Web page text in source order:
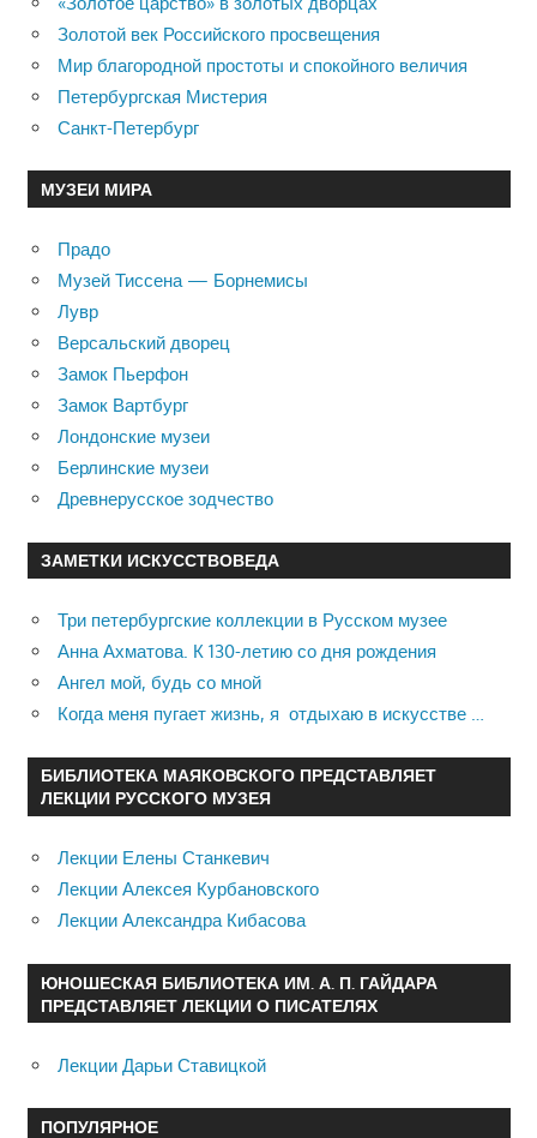
Золотой век Российского просвещения
Мир благородной простоты и спокойного величия
Петербургская Мистерия
Санкт-Петербург
МУЗЕИ МИРА
Прадо
Музей Тиссена — Борнемисы
Лувр
Версальский дворец
Замок Пьерфон
Замок Вартбург
Лондонские музеи
Берлинские музеи
Древнерусское зодчество
ЗАМЕТКИ ИСКУССТВОВЕДА
Три петербургские коллекции в Русском музее
Анна Ахматова. К 130-летию со дня рождения
Ангел мой, будь со мной
Когда меня пугает жизнь, я отдыхаю в искусстве …
БИБЛИОТЕКА МАЯКОВСКОГО ПРЕДСТАВЛЯЕТ
ЛЕКЦИИ РУССКОГО МУЗЕЯ
Лекции Елены Станкевич
Лекции Алексея Курбановского
Лекции Александра Кибасова
ЮНОШЕСКАЯ БИБЛИОТЕКА ИМ. А. П. ГАЙДАРА
ПРЕДСТАВЛЯЕТ ЛЕКЦИИ О ПИСАТЕЛЯХ
Лекции Дарьи Ставицкой
ПОПУЛЯРНОЕ